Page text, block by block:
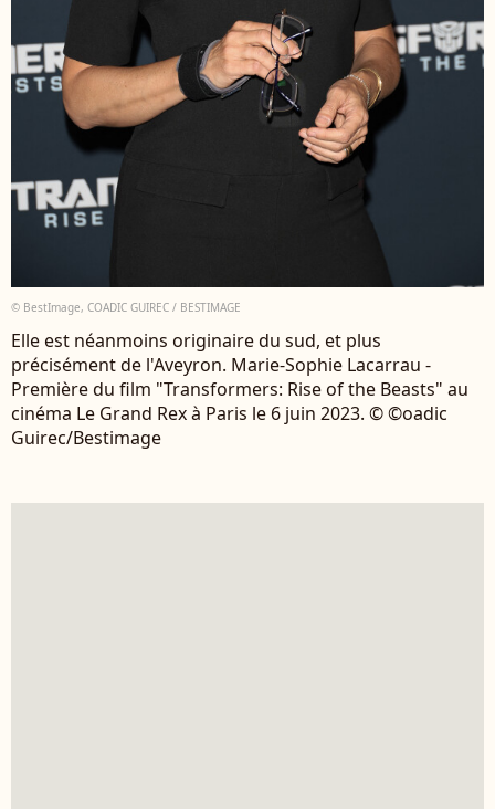
© BestImage, COADIC GUIREC / BESTIMAGE
Elle est néanmoins originaire du sud, et plus
précisément de l'Aveyron. Marie-Sophie Lacarrau -
Première du film "Transformers: Rise of the Beasts" au
cinéma Le Grand Rex à Paris le 6 juin 2023. © ©oadic
Guirec/Bestimage